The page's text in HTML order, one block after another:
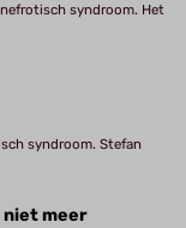
syndroom. Het
syndroom. Stefan
niet meer